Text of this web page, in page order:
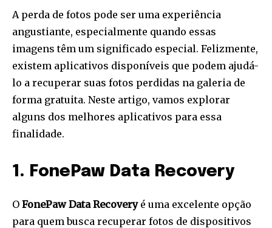
A perda de fotos pode ser uma experiência
angustiante, especialmente quando essas
imagens têm um significado especial. Felizmente,
existem aplicativos disponíveis que podem ajudá-
lo a recuperar suas fotos perdidas na galeria de
forma gratuita. Neste artigo, vamos explorar
alguns dos melhores aplicativos para essa
finalidade.
1. FonePaw Data Recovery
O FonePaw Data Recoveryé uma excelente opção
para quem busca recuperar fotos de dispositivos